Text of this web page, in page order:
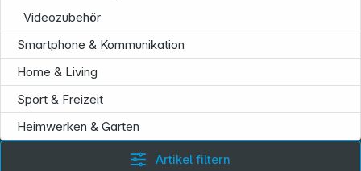
Videozubehör
Smartphone & Kommunikation
Home & Living
Sport & Freizeit
Heimwerken & Garten
Artikel filtern
Rechtliches